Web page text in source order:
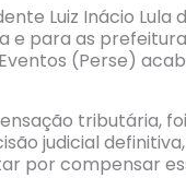
Luiz Inácio
e para as
(Perse)
tributária,
judicial
por compensar